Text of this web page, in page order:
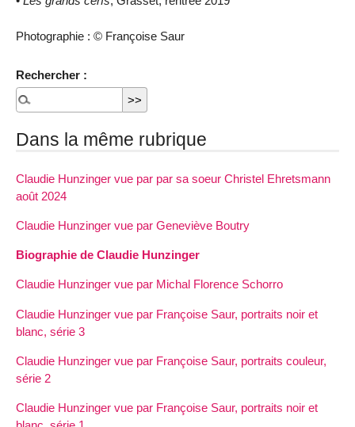
Photographie : © Françoise Saur
Rechercher :
Dans la même rubrique
Claudie Hunzinger vue par par sa soeur Christel Ehretsmann
août 2024
Claudie Hunzinger vue par Geneviève Boutry
Biographie de Claudie Hunzinger
Claudie Hunzinger vue par Michal Florence Schorro
Claudie Hunzinger vue par Françoise Saur, portraits noir et
blanc, série 3
Claudie Hunzinger vue par Françoise Saur, portraits couleur,
série 2
Claudie Hunzinger vue par Françoise Saur, portraits noir et